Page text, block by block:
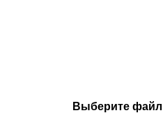
Выберите файл